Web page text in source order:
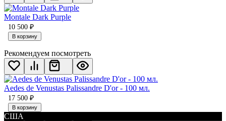
Montale Dark Purple
10 500 ₽
В корзину
Рекомендуем посмотреть
Aedes de Venustas Palissandre D'or - 100 мл.
17 500 ₽
В корзину
США